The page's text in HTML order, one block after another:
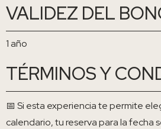
VALIDEZ DEL
1 año
TÉRMINOS Y
📅 Si esta experiencia te permite
calendario, tu reserva para la fecha